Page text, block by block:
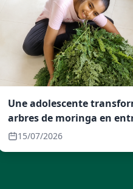
Une adolescente
arbres de moringa en
florissante
15/07/2026